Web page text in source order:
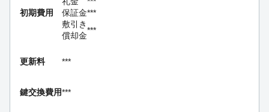
初期費用
保証金***
敷引き
償却金
***
更新料 ***
鍵交換費用***